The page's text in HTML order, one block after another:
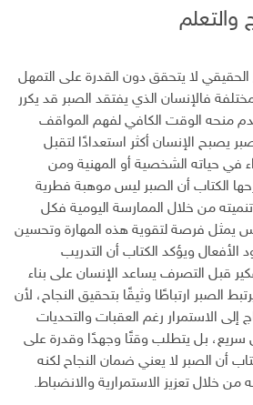
الحقيقي لا يتحقق دون القدرة على التمهل
فالإنسان الذي يفتقد الصبر قد يكرر
منحه الوقت الكافي لفهم المواقف
يصبح الإنسان أكثر استعدادًا لتقبل
في حياته الشخصية أو المهنية ومن
الكتاب أن الصبر ليس موهبة فطرية
من خلال الممارسة اليومية فكل
فرصة لتقوية هذه المهارة وتحسين
الأفعال ويؤكد الكتاب أن التدريب
قبل التصرف يساعد الإنسان على بناء
الصبر ارتباطًا وثيقًا بتحقيق النجاح، لأن
إلى الاستمرار رغم العقبات والتحديات
سريع، بل يتطلب وقتًا وجهدًا وقدرة على
أن الصبر لا يعني ضمان النجاح لكنه
خلال تعزيز الاستمرارية والانضباط.